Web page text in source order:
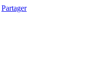
Partager